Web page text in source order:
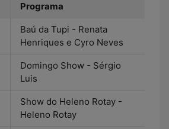
Programa
Baú da Tupi - Renata
Henriques e Cyro Neves
Domingo Show - Sérgio
Luis
Show do Heleno Rotay -
Heleno Rotay